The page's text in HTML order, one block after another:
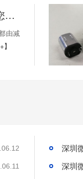
深圳市齿轮电机电机厂家与您交流与直流91短视频在线
由减
】